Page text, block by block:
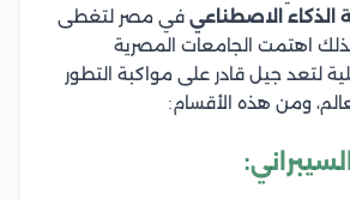
الذكاء الاصطناعي في مصر لتغطى
اهتمت الجامعات المصرية
لتعد جيل قادر على مواكبة التطور
ومن هذه الأقسام: